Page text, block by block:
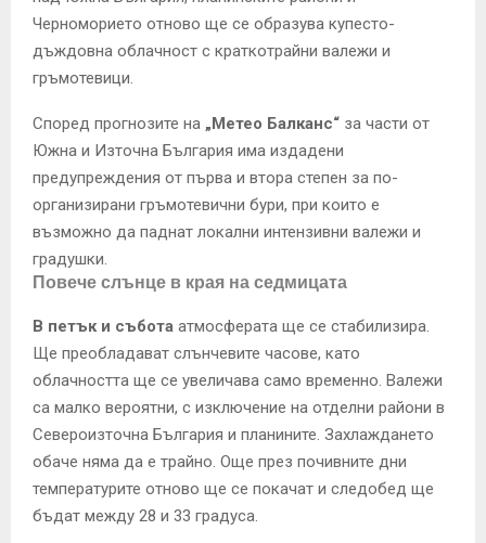
Черноморието отново ще се образува купесто-
дъждовна облачност с краткотрайни валежи и
гръмотевици.
Според прогнозите на „Метео Балканс“ за части от
Южна и Източна България има издадени
предупреждения от първа и втора степен за по-
организирани гръмотевични бури, при които е
възможно да паднат локални интензивни валежи и
градушки.
Повече слънце в края на седмицата
В петък и събота атмосферата ще се стабилизира.
Ще преобладават слънчевите часове, като
облачността ще се увеличава само временно. Валежи
са малко вероятни, с изключение на отделни райони в
Североизточна България и планините. Захлаждането
обаче няма да е трайно. Още през почивните дни
температурите отново ще се покачат и следобед ще
бъдат между 28 и 33 градуса.